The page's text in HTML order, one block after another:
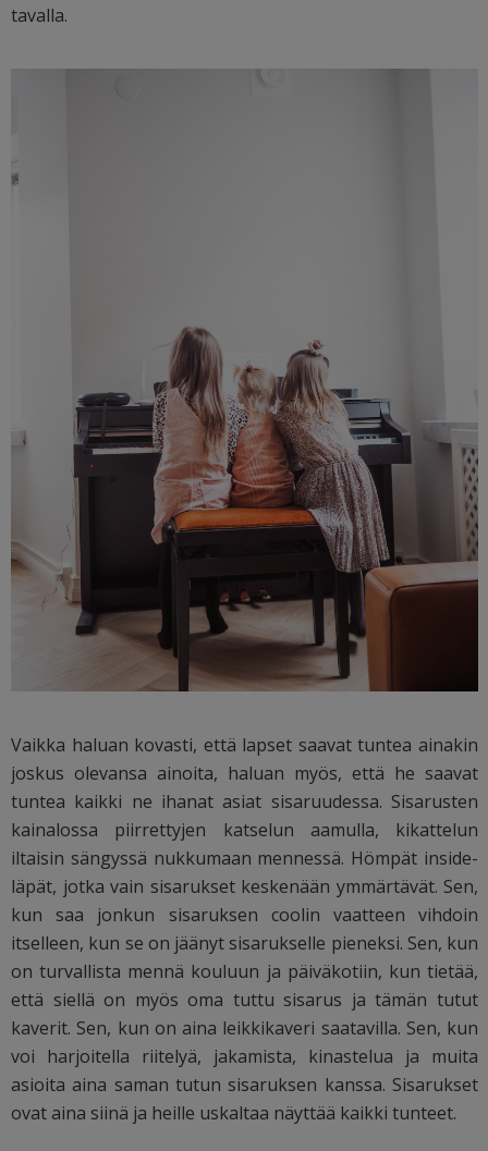
tavalla.
Vaikka haluan kovasti, että lapset saavat tuntea ainakin
joskus olevansa ainoita, haluan myös, että he saavat
tuntea kaikki ne ihanat asiat sisaruudessa. Sisarusten
kainalossa piirrettyjen katselun aamulla, kikattelun
iltaisin sängyssä nukkumaan mennessä. Hömpät inside-
läpät, jotka vain sisarukset keskenään ymmärtävät. Sen,
kun saa jonkun sisaruksen coolin vaatteen vihdoin
itselleen, kun se on jäänyt sisarukselle pieneksi. Sen, kun
on turvallista mennä kouluun ja päiväkotiin, kun tietää,
että siellä on myös oma tuttu sisarus ja tämän tutut
kaverit. Sen, kun on aina leikkikaveri saatavilla. Sen, kun
voi harjoitella riitelyä, jakamista, kinastelua ja muita
asioita aina saman tutun sisaruksen kanssa. Sisarukset
ovat aina siinä ja heille uskaltaa näyttää kaikki tunteet.